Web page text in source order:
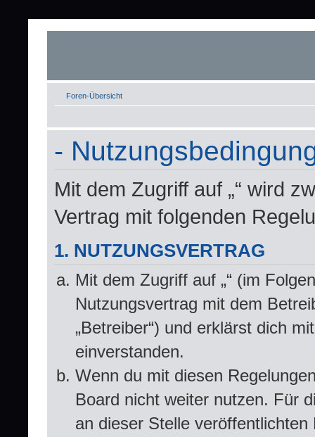
Foren-Übersicht
-
Mit dem Zugriff auf „“ wird
Vertrag mit folgenden
1. NUTZUNGSVERTRAG
Mit dem Zugriff auf „“ (im
Nutzungsvertrag mit dem
„Betreiber“) und erklärst dich
einverstanden.
Wenn du mit diesen
Board nicht weiter nutzen. Für
an dieser Stelle veröffentlichten